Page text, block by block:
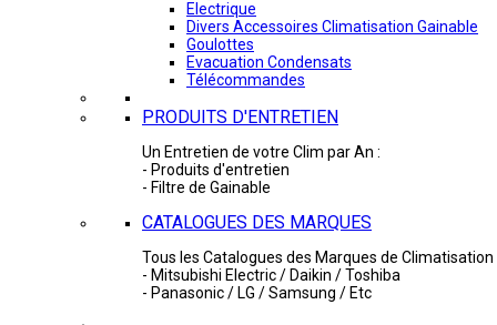
Electrique
Divers Accessoires Climatisation Gainable
Goulottes
Evacuation Condensats
Télécommandes
PRODUITS D'ENTRETIEN
Un Entretien de votre Clim par An :
- Produits d'entretien
- Filtre de Gainable
CATALOGUES DES MARQUES
Tous les Catalogues des Marques de Climatisation
- Mitsubishi Electric / Daikin / Toshiba
- Panasonic / LG / Samsung / Etc